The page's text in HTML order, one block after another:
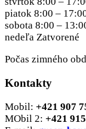
piatok 8:00 –
sobota 8:00 –
nedeľa Zatvorené
Počas zimného
Kontakty
Mobil: +421 907
MObil 2: +421